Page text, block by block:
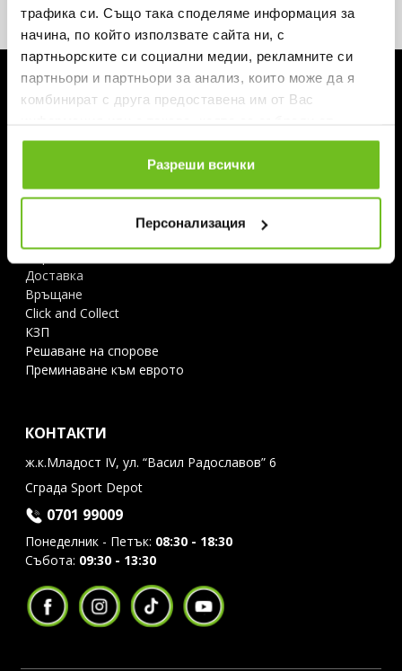
трафика си. Също така споделяме информация за
начина, по който използвате сайта ни, с
партньорските си социални медии, рекламните си
партньори и партньори за анализ, които може да я
комбинират с друга предоставена им от Вас
ползването от Ваша страна на услугите им.
Разреши всички
Персонализация
Абонирай се
ЗА ABSOLUTE TEAMSPORT
За нас
Блог
ИНФОРМАЦИЯ И ПОМОЩ
Доставка
Връщане
Click and Collect
КЗП
Решаване на спорове
Преминаване към еврото
КОНТАКТИ
ж.к.Младост IV, ул. “Васил Радославов” 6
Сграда Sport Depot
0701 99009
Понеделник - Петък: 08:30 - 18:30
Събота: 09:30 - 13:30